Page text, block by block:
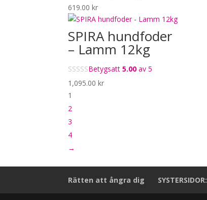
619.00kr
SPIRA hundfoder
– Lamm 12kg
Betygsatt5.00 av 5
1,095.00kr
1
2
3
4
→
Rätten att ångra dig SYSTERSIDOR: